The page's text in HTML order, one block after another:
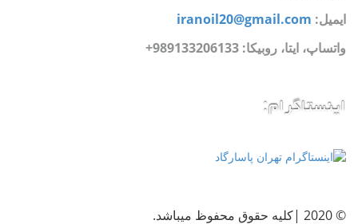
ایمیل: iranoil20@gmail.com
واتساپ، ایتا، روبیکا: 989133206133+
اینستاگرام:
© 2020 |کلیه حقوق محفوظ میباشد.